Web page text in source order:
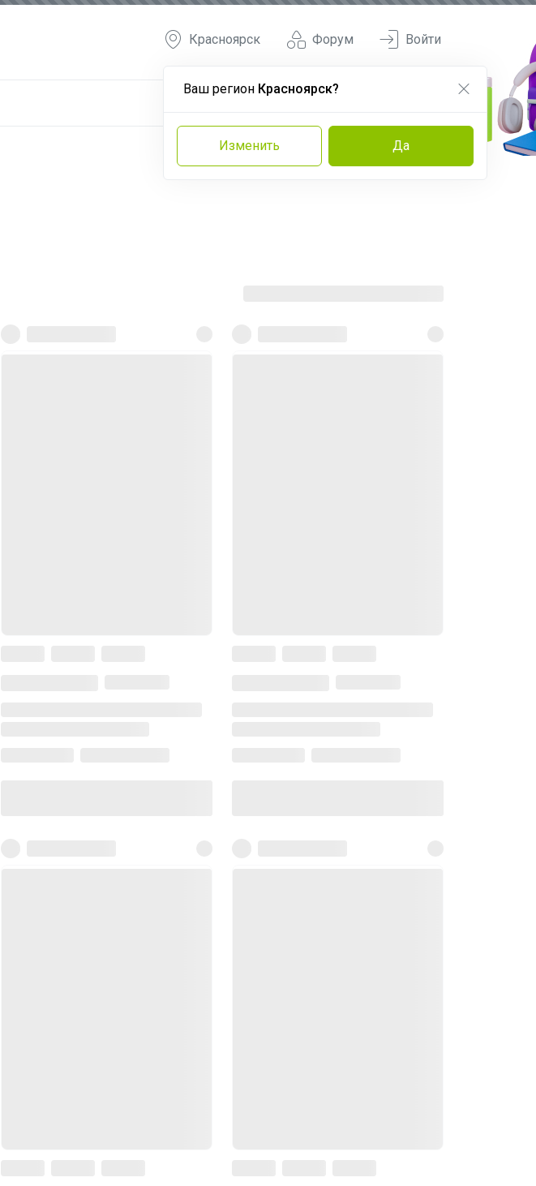
Форум
Красноярск
Ваш регион Красноярск?
Изменить Да
Войти